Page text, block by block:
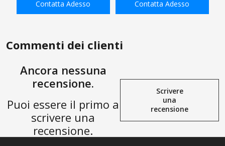
AGGIUNGI ALLA
accoppiatore pneumatico a
connessione rapida
Contatta Adesso
AGGIUNGI ALLA
connessione rapida
Contatta Adesso
Commenti dei clienti
Ancora nessuna
recensione.
Puoi essere il primo a
scrivere una
recensione.
Scrivere
una
recensione